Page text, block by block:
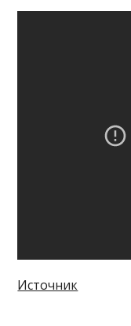
Источник